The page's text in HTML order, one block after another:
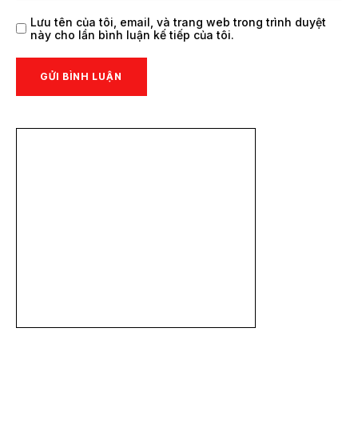
Lưu tên của tôi, email, và trang web trong trình duyệt
này cho lần bình luận kế tiếp của tôi.